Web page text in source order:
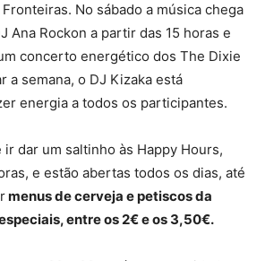
No sábado a música chega
Ana Rockon a partir das 15 horas e
concerto energético dos The Dixie
a semana, o DJ Kizaka está
energia a todos os participantes.
ir dar um saltinho às Happy Hours,
e estão abertas todos os dias, até
menus de cerveja e petiscos da
entre os 2€ e os 3,50€.